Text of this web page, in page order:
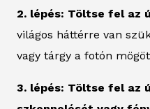
2. lépés: Töltse fel az
világos háttérre van
vagy tárgy a fotón
3. lépés: Töltse fel az